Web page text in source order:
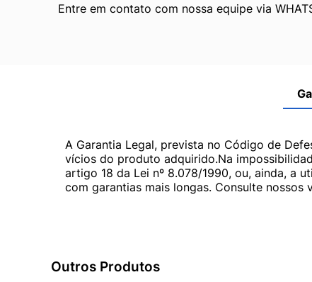
Entre em contato com nossa equipe via
A Garantia Legal, prevista no Código de
vícios do produto adquirido.Na
artigo 18 da Lei nº 8.078/1990, ou, ainda, a
com garantias mais longas. Consulte nossos
Outros Produtos